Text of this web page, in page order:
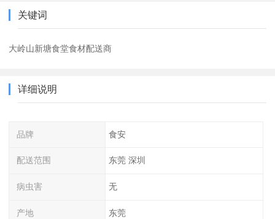
关键词
大岭山新塘食堂食材配送商
详细说明
品牌 食安
配送范围 东莞 深圳
病虫害 无
产地 东莞